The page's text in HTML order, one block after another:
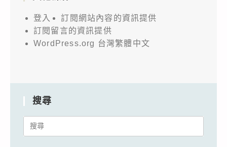
登入
訂閱網站內容的資訊提供
訂閱留言的資訊提供
WordPress.org 台灣繁體中文
搜尋
Search